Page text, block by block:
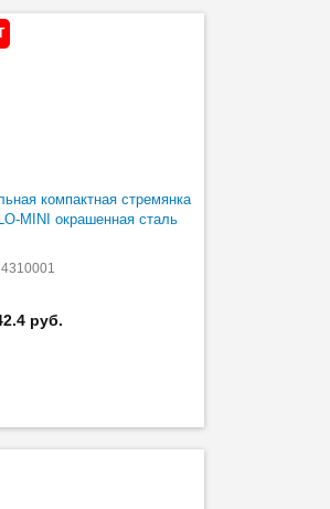
компактная стремянка
MINI окрашенная сталь
руб.